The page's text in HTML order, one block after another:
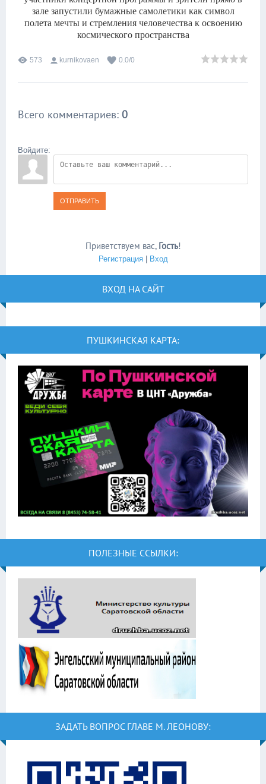
зале запустили бумажные самолетики как символ
полета мечты и стремления человечества к освоению
космического пространства
573 kurnikovaen 0.0/0
Всего комментариев: 0
Войдите:
ОТПРАВИТЬ
Приветствуем вас, Гость!
Регистрация| Вход
ВХОД НА САЙТ
ПУШКИНСКАЯ КАРТА:
ПОЛЕЗНЫЕ ССЫЛКИ:
ЗАДАТЬ ВОПРОС ГЛАВЕ М. ЛЕОНОВУ: